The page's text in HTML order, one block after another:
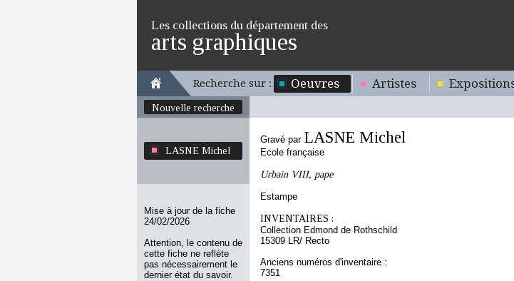
Les collections du département des
arts graphiques
Recherche sur : Oeuvres Artistes
Nouvelle recherche
LASNE Michel
Mise à jour de la fiche
24/02/2026
Attention, le contenu de
cette fiche ne reflète
pas nécessairement le
dernier état du savoir.
Gravé par LASNE Michel
Ecole française
Urbain VIII, pape
Estampe
INVENTAIRES :
Collection Edmond de Rothschild
15309 LR/ Recto
Anciens numéros d'inventaire :
7351